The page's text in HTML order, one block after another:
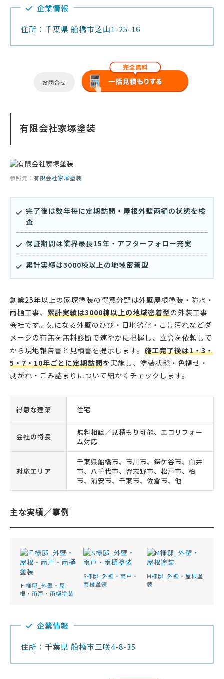
企業情報
住所：千葉県 船橋市芝山1-25-16
お問合せ
有限会社家塚塗装
参照元： 有限会社家塚塗装
完了後は数年毎に定期訪問・屋根外壁雨樋の状態を検
査
保証期間は業界最長15年・アフターフォロー充実
累計実績は3000棟以上の地域密着型
創業25年以上の家塚塗装の得意分野は外壁屋根塗装・防水・
雨樋工事、 累計実績は3000棟以上の地域密着型の外装工事
会社です。気になる外壁のひび・目地劣化・こけ汚れなどダ
メージの有無を無料診断で速やかに把握し、立会を依頼して
から現地報告書と見積書を提示します。 施工完了後は1・3・
5・7・10年ごとに定期訪問を実施し、塗装状態・色褪せ・
剥がれ・ごみ詰まりについて細かくチェックします。
得意な建築 住宅
会社の特長
無料相談／見積もり可能、エコリフォー
ム対応
対応エリア
千葉県船橋市、市川市、鎌ケ谷市、白井
市、八千代市、習志野市、松戸市、柏
市、浦安市、千葉市、佐倉市、他
主な実績／事例
Ｆ様邸_外壁・屋
根・雨戸・雨樋塗装
S様邸_外壁・雨戸・
雨樋塗装
M様邸_外壁・屋根塗
装
企業情報
住所：千葉県 船橋市三咲4-8-35